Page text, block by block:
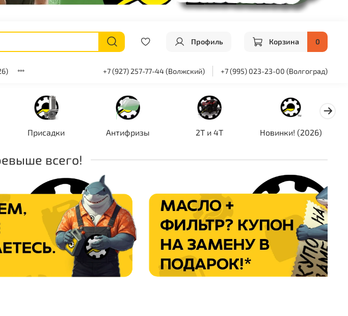
Профиль Корзина 0
+7 (927) 257-77-44 (Волжский) +7 (995) 023-23-00 (Волгоград)
Присадки Антифризы 2T и 4T Новинки! (2026)
всего!